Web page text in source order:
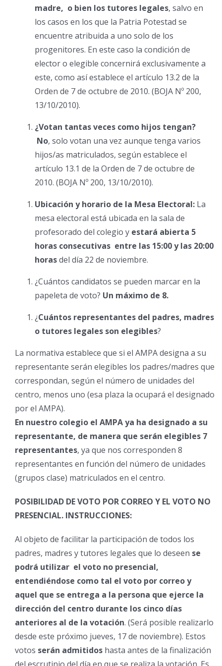
madre, o bien los tutores legales, salvo en
los casos en los que la Patria Potestad se
encuentre atribuida a uno solo de los
progenitores. En este caso la condición de
elector o elegible concernirá exclusivamente a
este, como así establece el artículo 13.2 de la
Orden de 7 de octubre de 2010. (BOJA Nº 200,
13/10/2010).
¿Votan tantas veces como hijos tengan?
No, solo votan una vez aunque tenga varios
hijos/as matriculados, según establece el
artículo 13.1 de la Orden de 7 de octubre de
2010. (BOJA Nº 200, 13/10/2010).
Ubicación y horario de la Mesa Electoral:La
mesa electoral está ubicada en la sala de
profesorado del colegio y estará abierta 5
horas consecutivas entre las 15:00 y las 20:00
horasdel día 22 de noviembre.
¿Cuántos candidatos se pueden marcar en la
papeleta de voto? Un máximo de 8.
¿Cuántos representantes del padres, madres
o tutores legales son elegibles?
La normativa establece que si el AMPA designa a su
representante serán elegibles los padres/madres que
correspondan, según el número de unidades del
centro, menos uno (esa plaza la ocupará el designado
por el AMPA).
En nuestro colegio el AMPA ya ha designado a su
representante, de manera que serán elegibles 7
representantes, ya que nos corresponden 8
representantes en función del número de unidades
(grupos clase) matriculados en el centro.
POSIBILIDAD DE VOTO POR CORREO Y EL VOTO NO
PRESENCIAL. INSTRUCCIONES:
Al objeto de facilitar la participación de todos los
padres, madres y tutores legales que lo deseen se
podrá utilizar el voto no presencial,
entendiéndose como tal el voto por correo y
aquel que se entrega a la persona que ejerce la
dirección del centro durante los cinco días
anteriores al de la votación. (Será posible realizarlo
desde este próximo jueves, 17 de noviembre). Estos
votos serán admitidoshasta antes de la finalización